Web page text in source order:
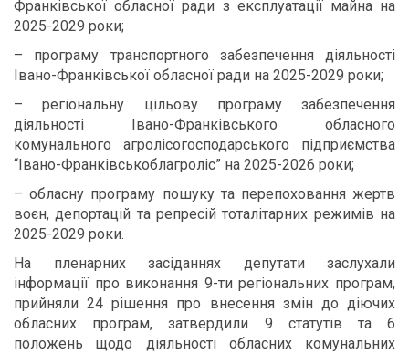
Франківської обласної ради з експлуатації майна на
2025-2029 роки;
– програму транспортного забезпечення діяльності
Івано-Франківської обласної ради на 2025-2029 роки;
– регіональну цільову програму забезпечення
діяльності Івано-Франківського обласного
комунального агролісогосподарського підприємства
“Івано-Франківськоблагроліс” на 2025-2026 роки;
– обласну програму пошуку та перепоховання жертв
воєн, депортацій та репресій тоталітарних режимів на
2025-2029 роки.
На пленарних засіданнях депутати заслухали
інформації про виконання 9-ти регіональних програм,
прийняли 24 рішення про внесення змін до діючих
обласних програм, затвердили 9 статутів та 6
положень щодо діяльності обласних комунальних